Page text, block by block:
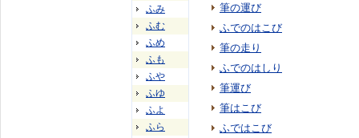
ふみ
ふむ
ふめ
ふも
ふや
ふゆ
ふよ
ふら
筆の運び
ふでのはこび
筆の走り
ふでのはしり
筆運び
筆はこび
ふではこび